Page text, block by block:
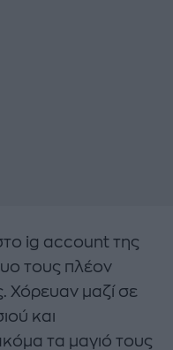
ig account της
τους πλέον
Χόρευαν μαζί σε
και
τα μαγιό τους